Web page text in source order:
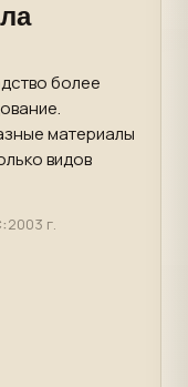
более
материалы
видов
2003 г.